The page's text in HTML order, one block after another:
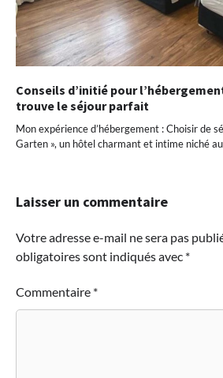
Conseils d’initié pour
trouve le séjour parfait
Mon expérience d’hébergement : Choisir de
Garten », un hôtel charmant et intime niché
Laisser un commentaire
Votre adresse e-mail ne sera pas
obligatoires sont indiqués avec *
Commentaire *